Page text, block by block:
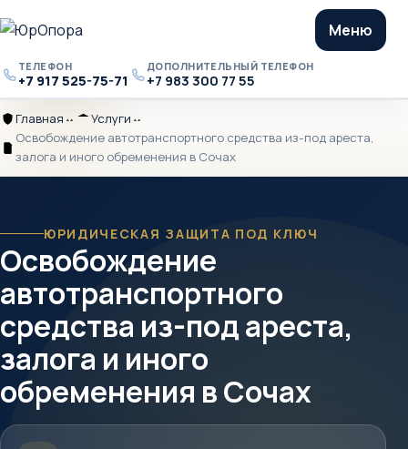
Телефон
ТЕЛЕФОН
+7 917 525-75-71 Дополнительный
телефон
ДОПОЛНИТЕЛЬНЫЙ ТЕЛЕФОН
+7 983 300 77 55
Меню
Главная
Главная Разделитель
Услуги
Услуги Разделитель
Освобождение
автотранспортного
под
ареста,
залога
и
иного
обременения
Сочах
Освобождение автотранспортного средства из-под ареста,
залога и иного обременения в Сочах
ЮРИДИЧЕСКАЯ ЗАЩИТА ПОД КЛЮЧ
Освобождение
автотранспортного
средства из-под ареста,
залога и иного
обременения в Сочах
Краткое